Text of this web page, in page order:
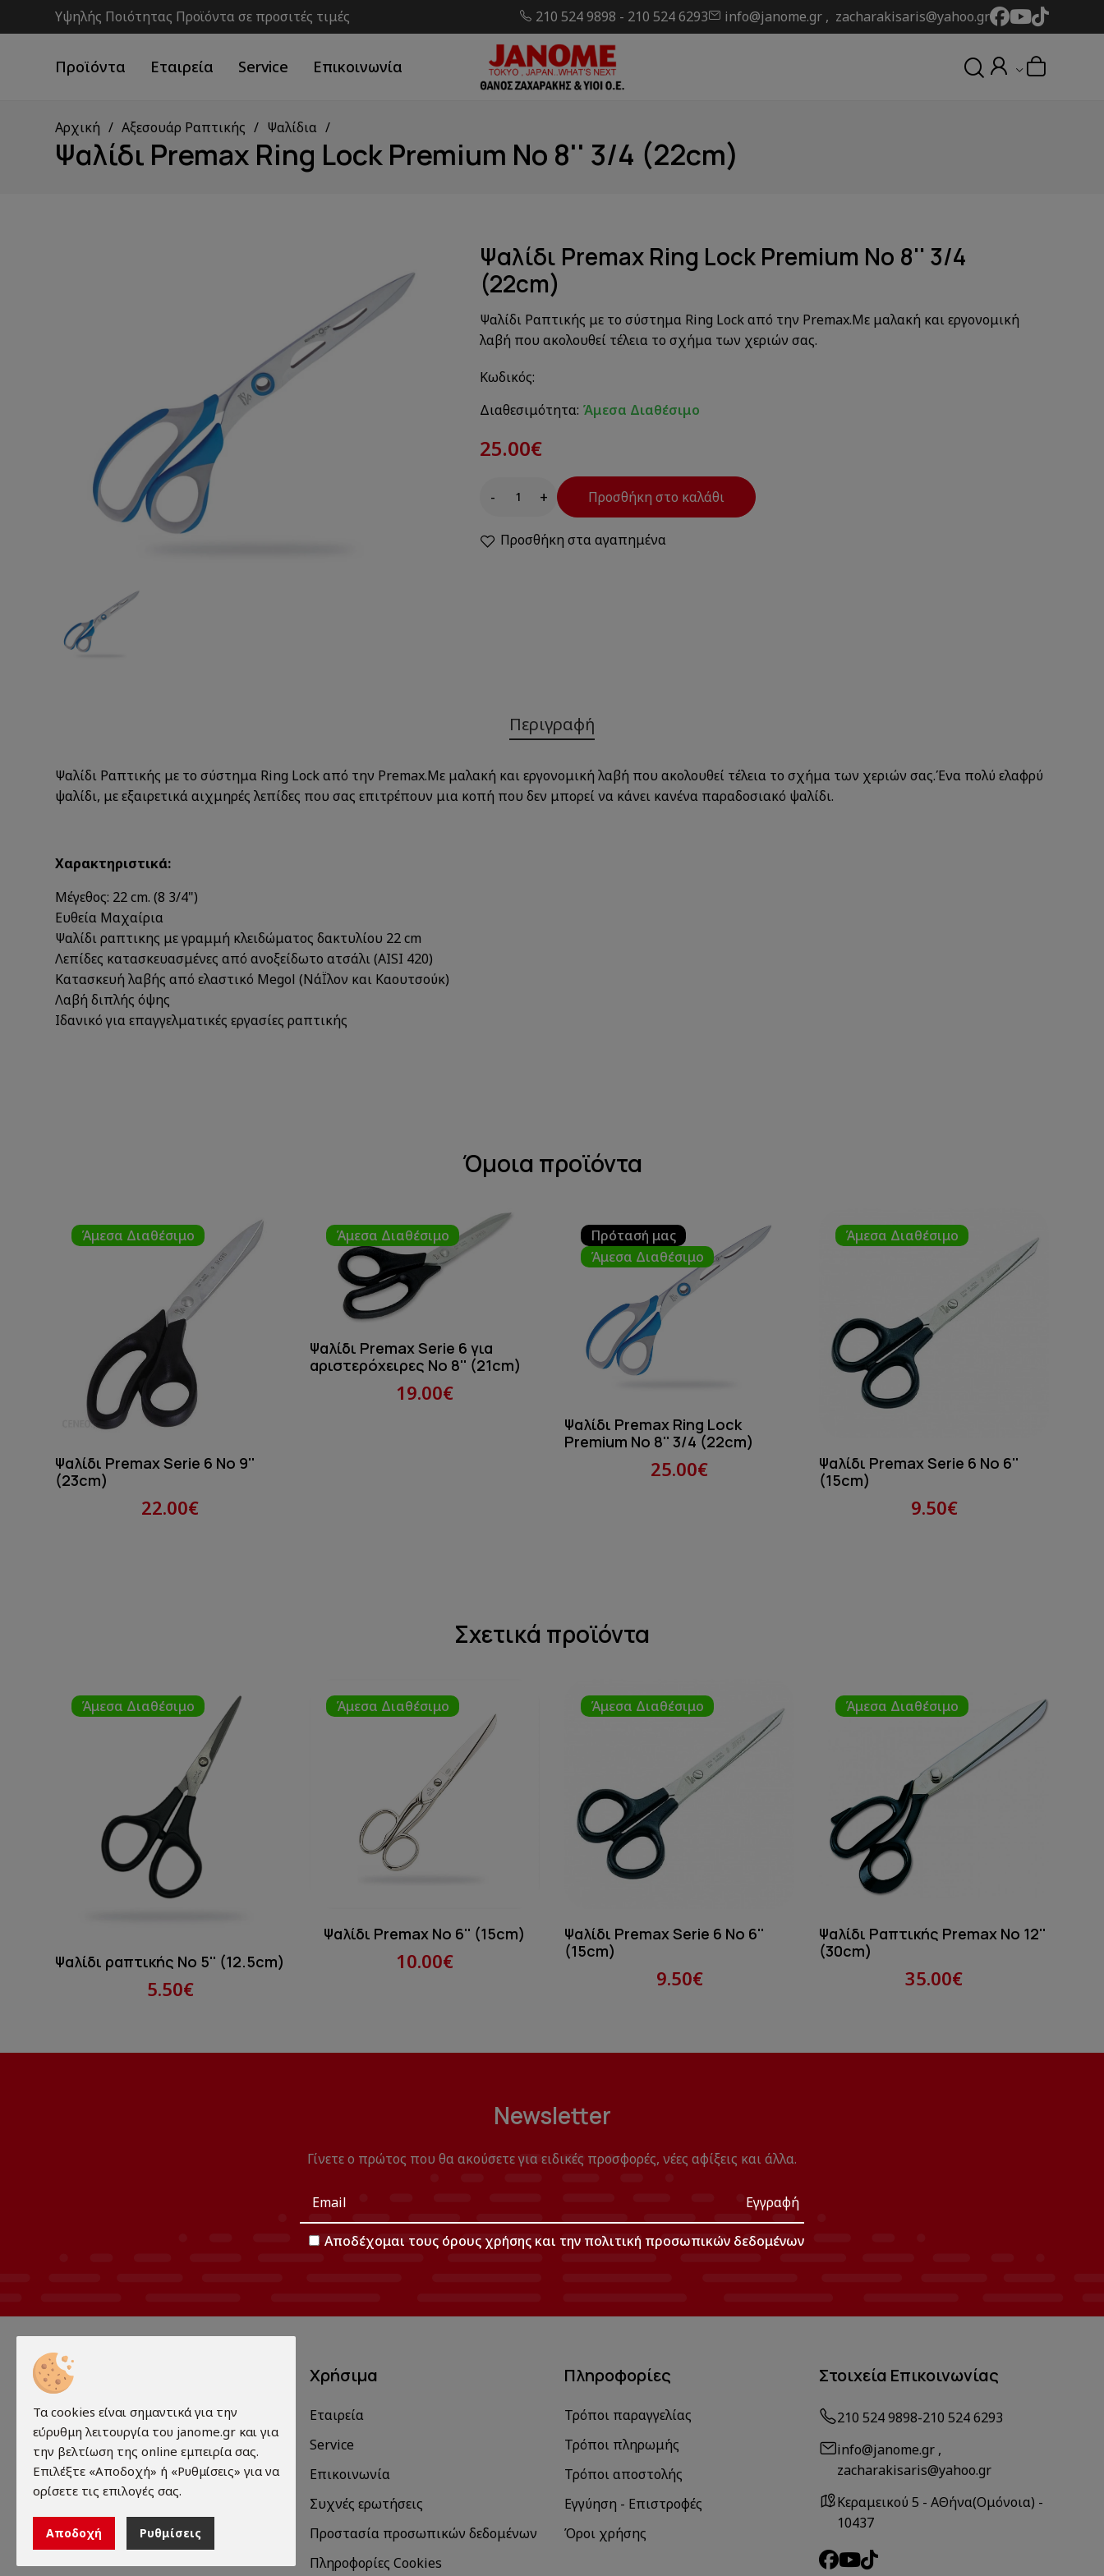
Υψηλής Ποιότητας Προϊόντα σε προσιτές τιμές 210 524 9898 - 210 524 6293 info@janome.gr , zacharakisaris@yahoo.gr
Προϊόντα Εταιρεία Service Επικοινωνία
Αρχική Αξεσουάρ Ραπτικής Ψαλίδια
Ψαλίδι Premax Ring Lock Premium Νο 8'' 3/4 (22cm)
Ψαλίδι Premax Ring Lock Premium Νο 8'' 3/4
(22cm)
Ψαλίδι Ραπτικής με το σύστημα Ring Lock από την Premax.Με μαλακή και εργονομική
λαβή που ακολουθεί τέλεια το σχήμα των χεριών σας.
Κωδικός:
Διαθεσιμότητα: Άμεσα Διαθέσιμο
25.00€
- + Προσθήκη στο καλάθι
Προσθήκη στα αγαπημένα
Περιγραφή
Ψαλίδι Ραπτικής με το σύστημα Ring Lock από την Premax.Με μαλακή και εργονομική λαβή που ακολουθεί τέλεια το σχήμα των χεριών σας.Ένα πολύ ελαφρύ
ψαλίδι, με εξαιρετικά αιχμηρές λεπίδες που σας επιτρέπουν μια κοπή που δεν μπορεί να κάνει κανένα παραδοσιακό ψαλίδι.
Χαρακτηριστικά:
Μέγεθος: 22 cm. (8 3/4")
Eυθεία Μαχαίρια
Ψαλίδι ραπτικης με γραμμή κλειδώματος δακτυλίου 22 cm
Λεπίδες κατασκευασμένες από ανοξείδωτο ατσάλι (AISI 420)
Κατασκευή λαβής από ελαστικό Megol (ΝάΪλον και Καουτσούκ)
Λαβή διπλής όψης
Ιδανικό για επαγγελματικές εργασίες ραπτικής
Όμοια προϊόντα
Άμεσα Διαθέσιμο
Ψαλίδι Premax Serie 6 Νο 9''
(23cm)
22.00€
Άμεσα Διαθέσιμο
Ψαλίδι Premax Serie 6 για
αριστερόχειρες No 8'' (21cm)
19.00€
Πρότασή μας
Άμεσα Διαθέσιμο
Ψαλίδι Premax Ring Lock
Premium Νο 8'' 3/4 (22cm)
25.00€
Άμεσα Διαθέσιμο
Ψαλίδι Premax Serie 6 No 6''
(15cm)
9.50€
Σχετικά προϊόντα
Άμεσα Διαθέσιμο
Ψαλίδι ραπτικής Νο 5'' (12.5cm)
5.50€
Άμεσα Διαθέσιμο
Ψαλίδι Premax Νο 6'' (15cm)
10.00€
Άμεσα Διαθέσιμο
Ψαλίδι Premax Serie 6 No 6''
(15cm)
9.50€
Άμεσα Διαθέσιμο
Ψαλίδι Ραπτικής Premax Νο 12''
(30cm)
35.00€
Newsletter
Γίνετε ο πρώτος που θα ακούσετε για ειδικές προσφορές, νέες αφίξεις και άλλα.
Εγγραφή
Αποδέχομαι τους όρους χρήσης και την πολιτική προσωπικών δεδομένων
Πωλήσεις - Επισκευές-
Ανταλλακτικά- Service.
Στοιχεία Επικοινωνίας
210 524 9898-210 524 6293
info@janome.gr ,
zacharakisaris@yahoo.gr
Κεραμεικού 5 - ΑΘήνα(Ομόνοια) -
10437
Χρήσιμα
Εταιρεία
Service
Επικοινωνία
Συχνές ερωτήσεις
Προστασία προσωπικών δεδομένων
Πληροφορίες Cookies
Πληροφορίες
Τρόποι παραγγελίας
Τρόποι πληρωμής
Τρόποι αποστολής
Εγγύηση - Επιστροφές
Όροι χρήσης
Τα cookies είναι σημαντικά για την
εύρυθμη λειτουργία του janome.gr και για
την βελτίωση της online εμπειρία σας.
Επιλέξτε «Αποδοχή» ή «Ρυθμίσεις» για να
ορίσετε τις επιλογές σας.
Αποδοχή Ρυθμίσεις